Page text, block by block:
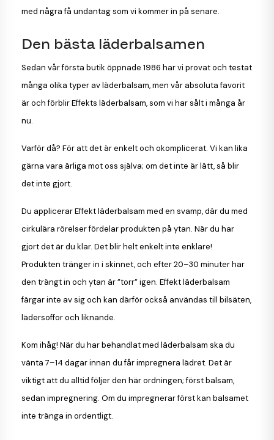
med några få undantag som vi kommer in på senare.
Den bästa läderbalsamen
Sedan vår första butik öppnade 1986 har vi provat och testat
många olika typer av läderbalsam, men vår absoluta favorit
är och förblir Effekts läderbalsam, som vi har sålt i många år
nu.
Varför då? För att det är enkelt och okomplicerat. Vi kan lika
gärna vara ärliga mot oss själva; om det inte är lätt, så blir
det inte gjort.
Du applicerar Effekt läderbalsam med en svamp, där du med
cirkulära rörelser fördelar produkten på ytan. När du har
gjort det är du klar. Det blir helt enkelt inte enklare!
Produkten tränger in i skinnet, och efter 20–30 minuter har
den trängt in och ytan är ”torr” igen. Effekt läderbalsam
färgar inte av sig och kan därför också användas till bilsäten,
lädersoffor och liknande.
Kom ihåg! När du har behandlat med läderbalsam ska du
vänta 7–14 dagar innan du får impregnera lädret. Det är
viktigt att du alltid följer den här ordningen; först balsam,
sedan impregnering. Om du impregnerar först kan balsamet
inte tränga in ordentligt.